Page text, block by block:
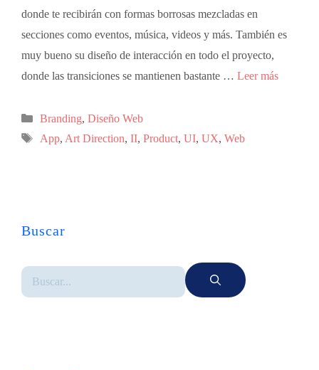
donde te recibirán con formas borrosas mezcladas en
secciones como eventos, música, videos y más. También es
muy bueno su diseño de interacción en todo el proyecto,
donde las transiciones se mantienen bastante … Leer más
Branding, Diseño Web
App, Art Direction, II, Product, UI, UX, Web
Buscar